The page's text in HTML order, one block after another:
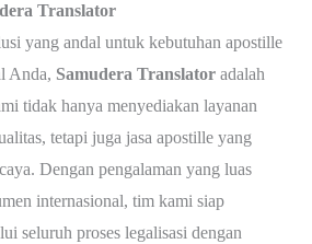
Translator
yang andal untuk kebutuhan apostille
Anda, Samudera Translatoradalah
tidak hanya menyediakan layanan
tetapi juga jasa apostille yang
Dengan pengalaman yang luas
internasional, tim kami siap
seluruh proses legalisasi dengan